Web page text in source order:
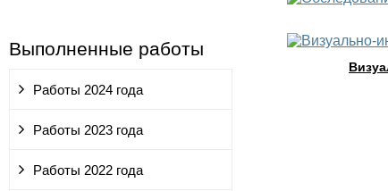
Выполненные работы
Работы 2024 года
Работы 2023 года
Работы 2022 года